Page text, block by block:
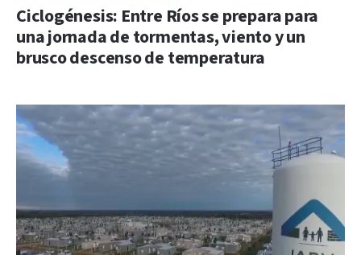
Ciclogénesis: Entre Ríos se prepara para
una jornada de tormentas, viento y un
brusco descenso de temperatura